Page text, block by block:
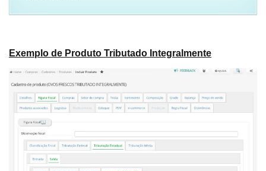
Exemplo de Produto Tributado Integralmente